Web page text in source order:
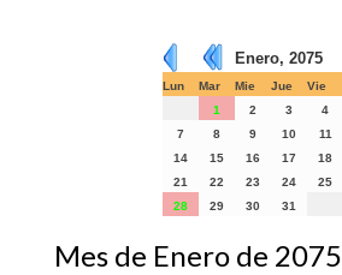
Enero, 2075
Lun Mar Mie Jue Vie
1
2 3 4
7
8 9 10 11
14
15 16 17 18
21
22 23 24 25
28
29 30 31
Mes de Enero de 2075